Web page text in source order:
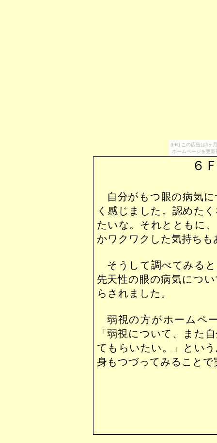
[PR] この広告は3ヶ
ホームページを更
６
自分がもつ眼の病気
く感じました。認めた
たいな。それとともに
かワクワクした気持ちも
そうして調べてみる
先天性の眼の病気につ
らされました。
弱視の方がホームペ
「弱視について、また
てもらいたい。」とい
身もつづってみることで